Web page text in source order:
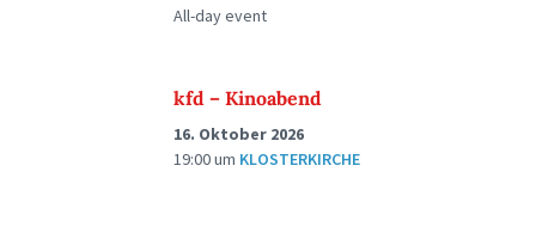
All-day event
kfd – Kinoabend
16. Oktober 2026
19:00um KLOSTERKIRCHE